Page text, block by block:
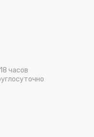
часов